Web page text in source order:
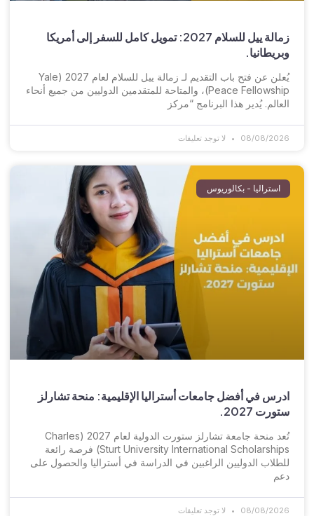
زمالة ييل للسلام 2027: تمويل كامل للسفر إلى أمريكا
وبريطانيا.
يُعلن عن فتح باب التقديم لـ زمالة ييل للسلام لعام 2027 (Yale
Peace Fellowship)، والمتاحة للمتقدمين الدوليين من جميع أنحاء
العالم. يُدير هذا البرنامج “مركز
08/08/2026 لا توجد تعليقات
استراليا - بكالوريوس
ادرس في أفضل جامعات أستراليا الإقليمية: منحة تشارلز
ستورت 2027.
تُعد منحة جامعة تشارلز ستورت الدولية لعام 2027 (Charles
Sturt University International Scholarships) فرصة رائعة
للطلاب الدوليين الراغبين في الدراسة في أستراليا والحصول على
دعم
08/08/2026 لا توجد تعليقات